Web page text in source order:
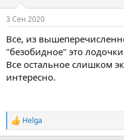
3 Сен 2020
Все, из
"безобидное" это
Все остальное слишком
интересно.
Р
е
Helga